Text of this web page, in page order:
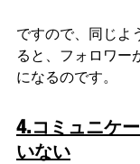
ですので、同じよ
ると、フォロワー
になるのです。
4.コミュニケ
いない